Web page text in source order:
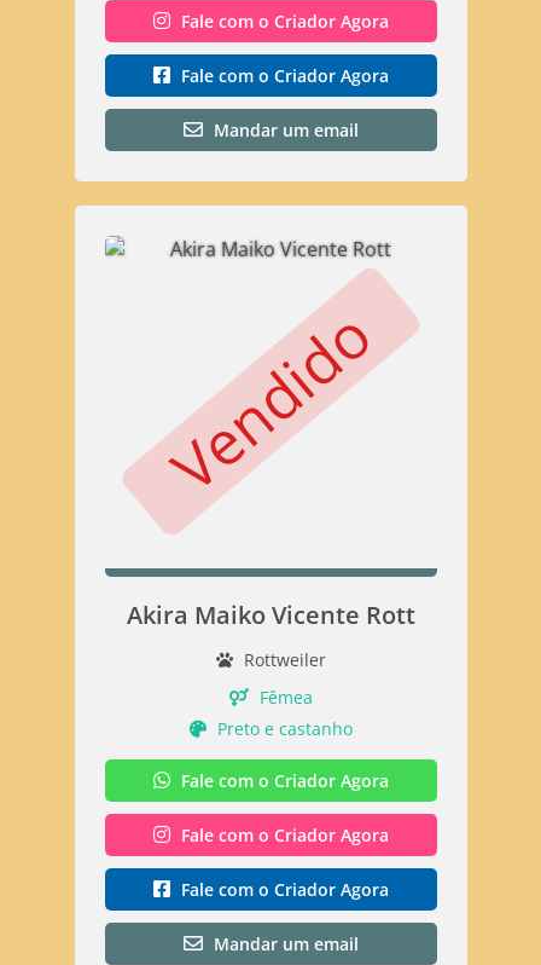
Fale com o Criador Agora
Fale com o Criador Agora
Mandar um email
Vendido
Akira Maiko Vicente Rott
Rottweiler
Fêmea
Preto e castanho
Fale com o Criador Agora
Fale com o Criador Agora
Fale com o Criador Agora
Mandar um email